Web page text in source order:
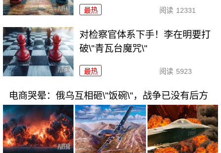
最热 阅读 12331
对检察官体系下手！李在明要打
破\"青瓦台魔咒\"
最热 阅读 5923
电商哭晕：俄乌互相砸\"饭碗\"，战争已没有后方